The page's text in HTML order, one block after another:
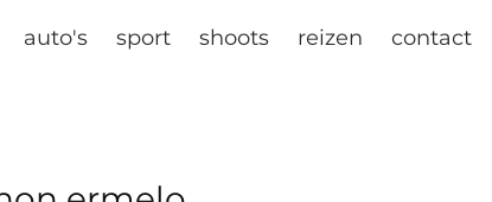
auto's sport shoots reizen contact